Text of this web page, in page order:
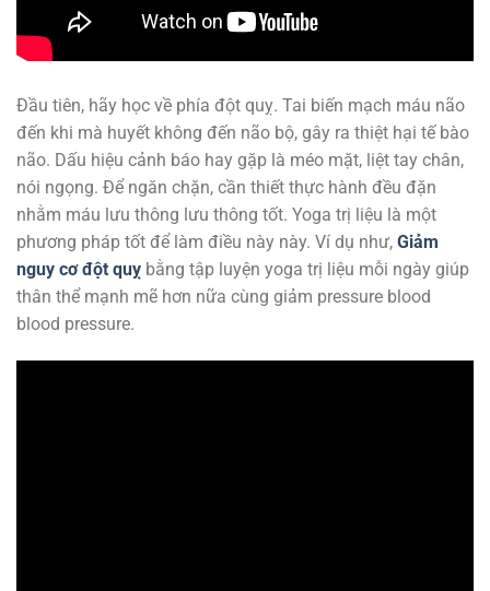
Đầu tiên, hãy học về phía đột quỵ. Tai biến mạch máu não
đến khi mà huyết không đến não bộ, gây ra thiệt hại tế bào
não. Dấu hiệu cảnh báo hay gặp là méo mặt, liệt tay chân,
nói ngọng. Để ngăn chặn, cần thiết thực hành đều đặn
nhằm máu lưu thông lưu thông tốt. Yoga trị liệu là một
phương pháp tốt để làm điều này này. Ví dụ như, Giảm
nguy cơ đột quỵ bằng tập luyện yoga trị liệu mỗi ngày giúp
thân thể mạnh mẽ hơn nữa cùng giảm pressure blood
blood pressure.